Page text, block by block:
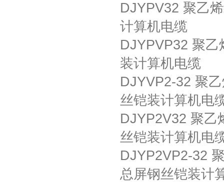
DJYPV32 聚乙
计算机电缆
DJYPVP32 聚
装计算机电缆
DJYVP2-32 聚
丝铠装计算机电
DJYP2V32 聚乙
丝铠装计算机电
DJYP2VP2-32
总屏钢丝铠装计